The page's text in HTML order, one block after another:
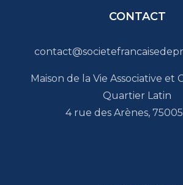
CONTACT
Maison de la Vie Associative et
Quartier Latin
4 rue des Arènes,